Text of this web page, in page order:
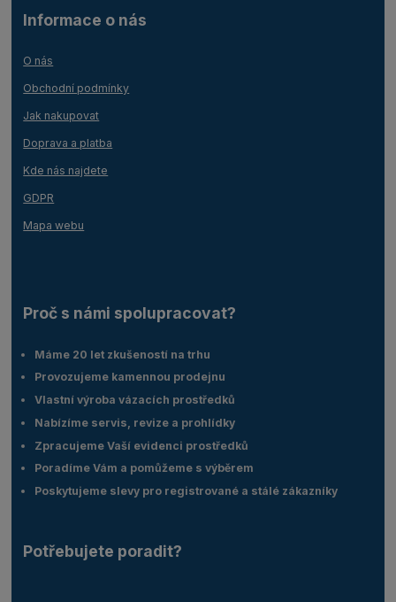
Informace o nás
O nás
Obchodní podmínky
Jak nakupovat
Doprava a platba
Kde nás najdete
GDPR
Mapa webu
Proč s námi spolupracovat?
Máme 20 let zkušeností na trhu
Provozujeme kamennou prodejnu
Vlastní výroba vázacích prostředků
Nabízíme servis, revize a prohlídky
Zpracujeme Vaší evidenci prostředků
Poradíme Vám a pomůžeme s výběrem
Poskytujeme slevy pro registrované a stálé zákazníky
Potřebujete poradit?